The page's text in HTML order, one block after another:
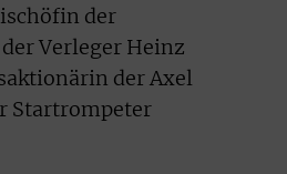
der
Verleger Heinz
der Axel
Startrompeter